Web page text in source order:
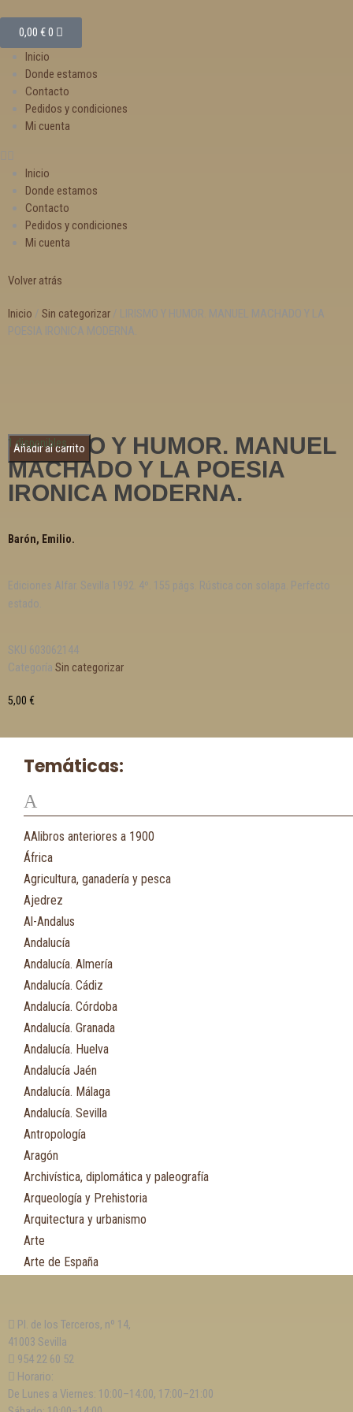
0,00 €0
Inicio
Donde estamos
Contacto
Pedidos y condiciones
Mi cuenta
Inicio
Donde estamos
Contacto
Pedidos y condiciones
Mi cuenta
Temáticas:
A
AAlibros anteriores a 1900
África
Agricultura, ganadería y pesca
Ajedrez
Al-Andalus
Andalucía
Andalucía. Almería
Andalucía. Cádiz
Andalucía. Córdoba
Andalucía. Granada
Andalucía. Huelva
Andalucía Jaén
Andalucía. Málaga
Andalucía. Sevilla
Antropología
Aragón
Archivística, diplomática y paleografía
Arqueología y Prehistoria
Arquitectura y urbanismo
Arte
Arte de España
Asturias
Automovilismo, ciclismo y Motociclismo
Aviación y Aeronáutica
B
Volver atrás
Inicio / Sin categorizar / LIRISMO Y HUMOR. MANUEL MACHADO Y LA
POESIA IRONICA MODERNA.
LIRISMO Y HUMOR. MANUEL
MACHADO Y LA POESIA
IRONICA MODERNA.
Barón, Emilio.
Ediciones Alfar. Sevilla 1992. 4º. 155 págs. Rústica con solapa. Perfecto
estado.
SKU 603062144
Categoría Sin categorizar
5,00 €
1 disponibles
Añadir al carrito
Pl. de los Terceros, nº 14,
41003 Sevilla
954 22 60 52
Horario:
De Lunes a Viernes: 10:00–14:00, 17:00–21:00